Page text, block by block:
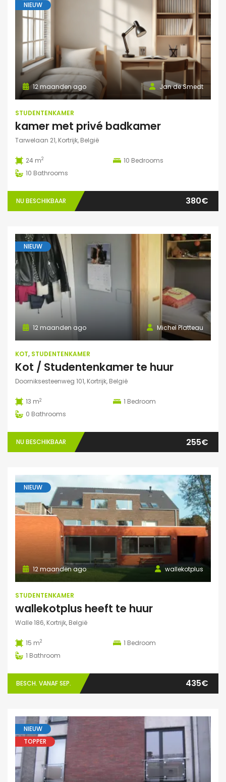
NIEUW
Jan de Smedt
12 maanden ago
STUDENTENKAMER
kamer met privé badkamer
Tarwelaan 21, Kortrijk, België
24 m2 10 Bedrooms
10 Bathrooms
NU BESCHIKBAAR 380€
NIEUW
Michel Platteau
12 maanden ago
KOT, STUDENTENKAMER
Kot / Studentenkamer te huur
Doorniksesteenweg 101, Kortrijk, België
13 m2 1 Bedroom
0 Bathrooms
NU BESCHIKBAAR 255€
NIEUW
wallekotplus
12 maanden ago
STUDENTENKAMER
wallekotplus heeft te huur
Walle 186, Kortrijk, België
15 m2 1 Bedroom
1 Bathroom
BESCH. VANAF SEP. 435€
NIEUW
TOPPER